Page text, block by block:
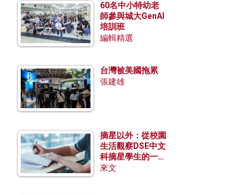
60名中小特幼老
師參與城大GenAI
培訓班
編輯精選
台灣被美國拖累
張建雄
摘星以外：從校園
生活觀察DSE中文
科摘星學生的一點
特質
來文